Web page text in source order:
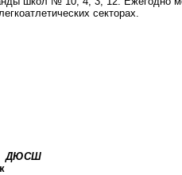
секторах.
ДЮСШ